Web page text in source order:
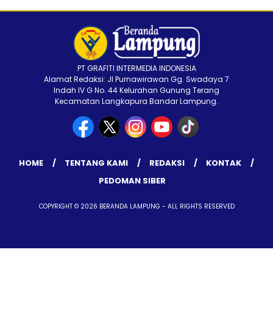
PT GRAFITI INTERMEDIA INDONESIA
Alamat Redaksi: Jl Purnawirawan Gg. Swadaya 7
Indah IV G No. 44 Kelurahan Gunung Terang
Kecamatan Langkapura Bandar Lampung.
HOME TENTANG KAMI REDAKSI
KONTAK
PEDOMAN SIBER
COPYRIGHT © 2026 BERANDA LAMPUNG - ALL RIGHTS RESERVED